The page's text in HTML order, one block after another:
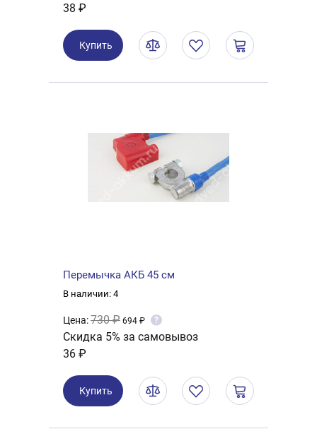
38 ₽
Купить
Перемычка АКБ 45 см
В наличии: 4
Цена:730 ₽ 694 ₽ ?
Скидка 5% за самовывоз
36 ₽
Купить